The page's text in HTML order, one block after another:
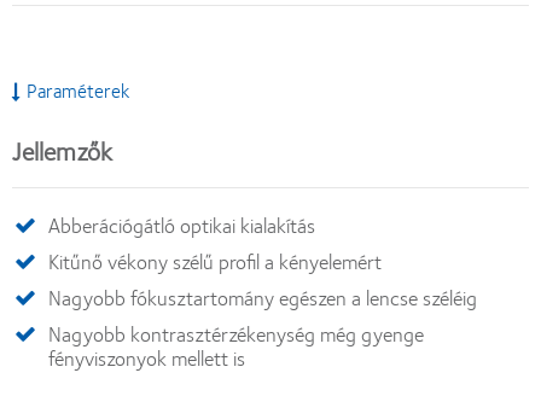
Paraméterek
Jellemzők
Abberációgátló optikai kialakítás
Kitűnő vékony szélű profil a kényelemért
Nagyobb fókusztartomány egészen a lencse széléig
Nagyobb kontrasztérzékenység még gyenge
fényviszonyok mellett is